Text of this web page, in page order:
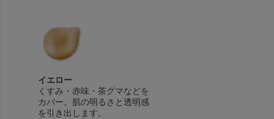
イエロー
くすみ・赤味・茶グマなどを
カバー。肌の明るさと透明感
を引き出します。